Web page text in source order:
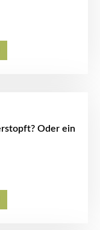
Oder ein